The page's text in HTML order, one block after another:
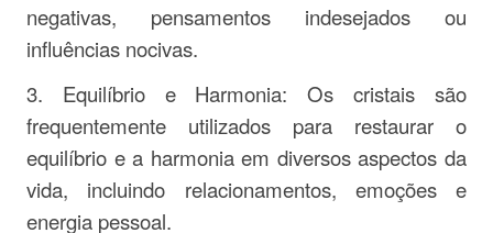
negativas, pensamentos indesejados ou
influências nocivas.
3. Equilíbrio e Harmonia: Os cristais são
frequentemente utilizados para restaurar o
equilíbrio e a harmonia em diversos aspectos da
vida, incluindo relacionamentos, emoções e
energia pessoal.